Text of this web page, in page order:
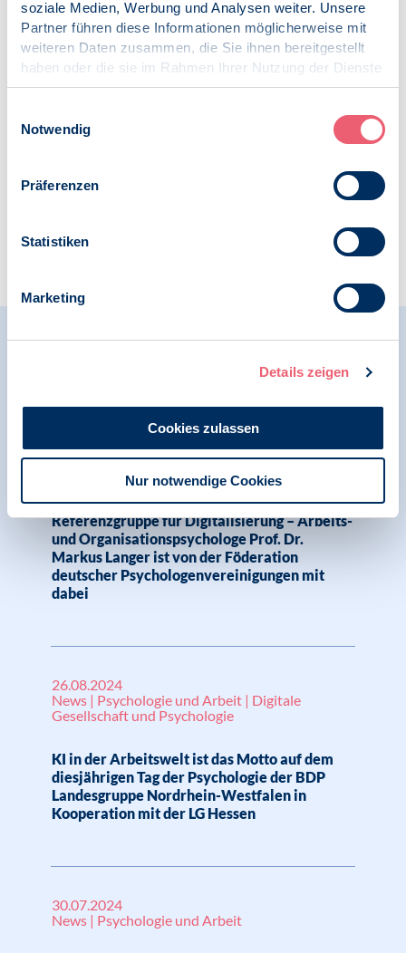
soziale Medien, Werbung und Analysen weiter. Unsere
Partner führen diese Informationen möglicherweise mit
weiteren Daten zusammen, die Sie ihnen bereitgestellt
haben oder die sie im Rahmen Ihrer Nutzung der Dienste
gesammelt haben.
Notwendig
Präferenzen
Statistiken
Marketing
Details zeigen
Cookies zulassen
Nur notwendige Cookies
Pressemitteilung
Psychologie und Arbeit
Internationales
Arbeit
Zur Übersicht
Relevante Nachrichten
Internationales
EFPA lanciert neue Expert*innen-
Referenzgruppe für Digitalisierung – Arbeits-
und Organisationspsychologe Prof. Dr.
Markus Langer ist von der Föderation
deutscher Psychologenvereinigungen mit
dabei
26.08.2024
News | Psychologie und Arbeit | Digitale
Gesellschaft und Psychologie
KI in der Arbeitswelt ist das Motto auf dem
diesjährigen Tag der Psychologie der BDP
Landesgruppe Nordrhein-Westfalen in
Kooperation mit der LG Hessen
30.07.2024
News | Psychologie und Arbeit